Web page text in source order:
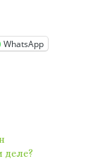
WhatsApp
деле?